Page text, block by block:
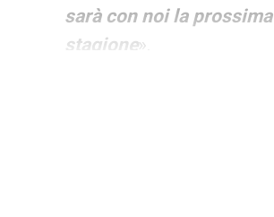
sarà con noi la
stagione».